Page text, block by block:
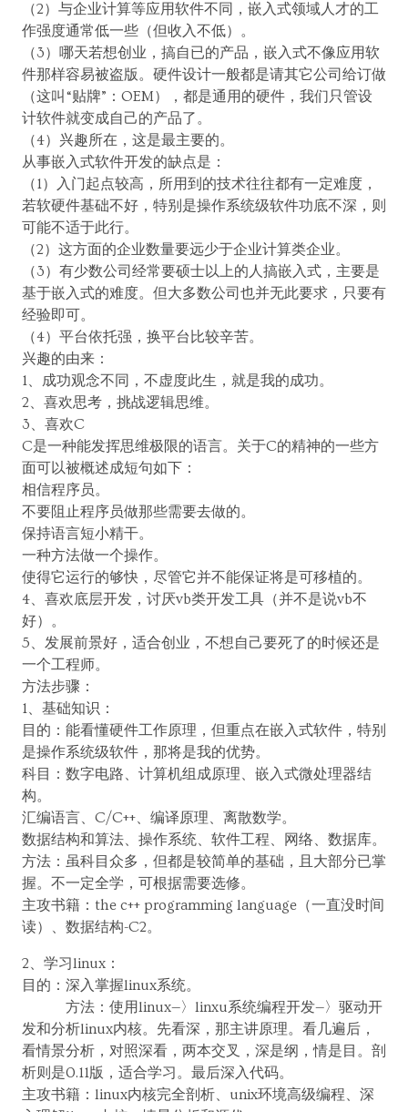
（2）与企业计算等应用软件不同，嵌入式领域人才的工
作强度通常低一些（但收入不低）。
（3）哪天若想创业，搞自已的产品，嵌入式不像应用软
件那样容易被盗版。硬件设计一般都是请其它公司给订做
（这叫“贴牌”：OEM），都是通用的硬件，我们只管设
计软件就变成自己的产品了。
（4）兴趣所在，这是最主要的。
从事嵌入式软件开发的缺点是：
（1）入门起点较高，所用到的技术往往都有一定难度，
若软硬件基础不好，特别是操作系统级软件功底不深，则
可能不适于此行。
（2）这方面的企业数量要远少于企业计算类企业。
（3）有少数公司经常要硕士以上的人搞嵌入式，主要是
基于嵌入式的难度。但大多数公司也并无此要求，只要有
经验即可。
（4）平台依托强，换平台比较辛苦。
兴趣的由来：
1、成功观念不同，不虚度此生，就是我的成功。
2、喜欢思考，挑战逻辑思维。
3、喜欢C
C是一种能发挥思维极限的语言。关于C的精神的一些方
面可以被概述成短句如下：
相信程序员。
不要阻止程序员做那些需要去做的。
保持语言短小精干。
一种方法做一个操作。
使得它运行的够快，尽管它并不能保证将是可移植的。
4、喜欢底层开发，讨厌vb类开发工具（并不是说vb不
好）。
5、发展前景好，适合创业，不想自己要死了的时候还是
一个工程师。
方法步骤：
1、基础知识：
目的：能看懂硬件工作原理，但重点在嵌入式软件，特别
是操作系统级软件，那将是我的优势。
科目：数字电路、计算机组成原理、嵌入式微处理器结
构。
汇编语言、C/C++、编译原理、离散数学。
数据结构和算法、操作系统、软件工程、网络、数据库。
方法：虽科目众多，但都是较简单的基础，且大部分已掌
握。不一定全学，可根据需要选修。
主攻书籍：the c++ programming language（一直没时间
读）、数据结构-C2。
2、学习linux：
目的：深入掌握linux系统。
方法：使用linux—〉linxu系统编程开发—〉驱动开
发和分析linux内核。先看深，那主讲原理。看几遍后，
看情景分析，对照深看，两本交叉，深是纲，情是目。剖
析则是0.11版，适合学习。最后深入代码。
主攻书籍：linux内核完全剖析、unix环境高级编程、深